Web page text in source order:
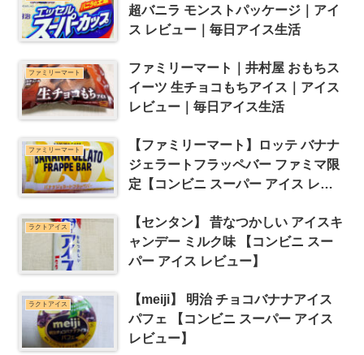
超バニラ モンストパッケージ｜アイ
ス レビュー｜毎日アイス生活
ファミリーマート
ファミリーマート｜井村屋 おもちス
イーツ 生チョコもちアイス｜アイス
レビュー｜毎日アイス生活
ファミリーマート
【ファミリーマート】ロッテ バナナ
ジェラートフラッペバー ファミマ限
定【コンビニ スーパー アイス レビ
ラクトアイス
【センタン】 昔なつかしい アイスキ
ャンデー ミルク味 【コンビニ スー
パー アイス レビュー】
ラクトアイス
【meiji】 明治 チョコバナナアイス
パフェ 【コンビニ スーパー アイス
レビュー】